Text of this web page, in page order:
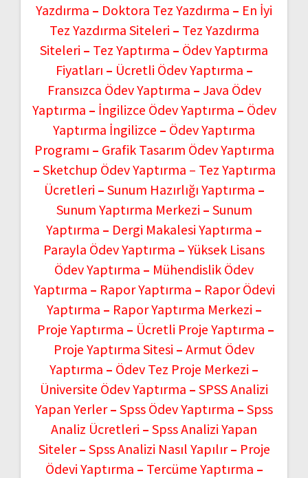
Yazdırma – Doktora Tez Yazdırma – En İyi
Tez Yazdırma Siteleri – Tez Yazdırma
Siteleri – Tez Yaptırma – Ödev Yaptırma
Fiyatları – Ücretli Ödev Yaptırma –
Fransızca Ödev Yaptırma – Java Ödev
Yaptırma – İngilizce Ödev Yaptırma – Ödev
Yaptırma İngilizce – Ödev Yaptırma
Programı – Grafik Tasarım Ödev Yaptırma
– Sketchup Ödev Yaptırma – Tez Yaptırma
Ücretleri – Sunum Hazırlığı Yaptırma –
Sunum Yaptırma Merkezi – Sunum
Yaptırma – Dergi Makalesi Yaptırma –
Parayla Ödev Yaptırma – Yüksek Lisans
Ödev Yaptırma – Mühendislik Ödev
Yaptırma – Rapor Yaptırma – Rapor Ödevi
Yaptırma – Rapor Yaptırma Merkezi –
Proje Yaptırma – Ücretli Proje Yaptırma –
Proje Yaptırma Sitesi – Armut Ödev
Yaptırma – Ödev Tez Proje Merkezi –
Üniversite Ödev Yaptırma – SPSS Analizi
Yapan Yerler– Spss Ödev Yaptırma – Spss
Analiz Ücretleri – Spss Analizi Yapan
Siteler– Spss Analizi Nasıl Yapılır– Proje
Ödevi Yaptırma – Tercüme Yaptırma –